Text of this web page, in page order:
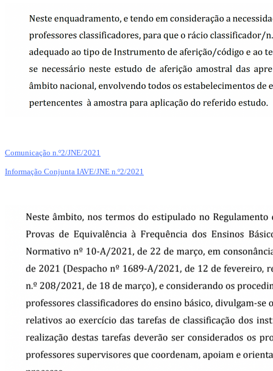
Comunicação n.º2/JNE/2021
Informação Conjunta IAVE/JNE n.º2/2021